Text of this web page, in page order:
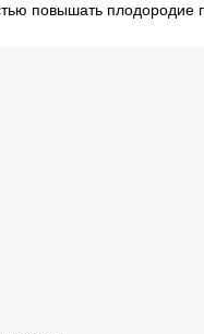
повышать плодородие